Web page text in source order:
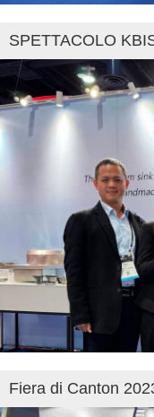
SPETTACOLO
Fiera di Canton